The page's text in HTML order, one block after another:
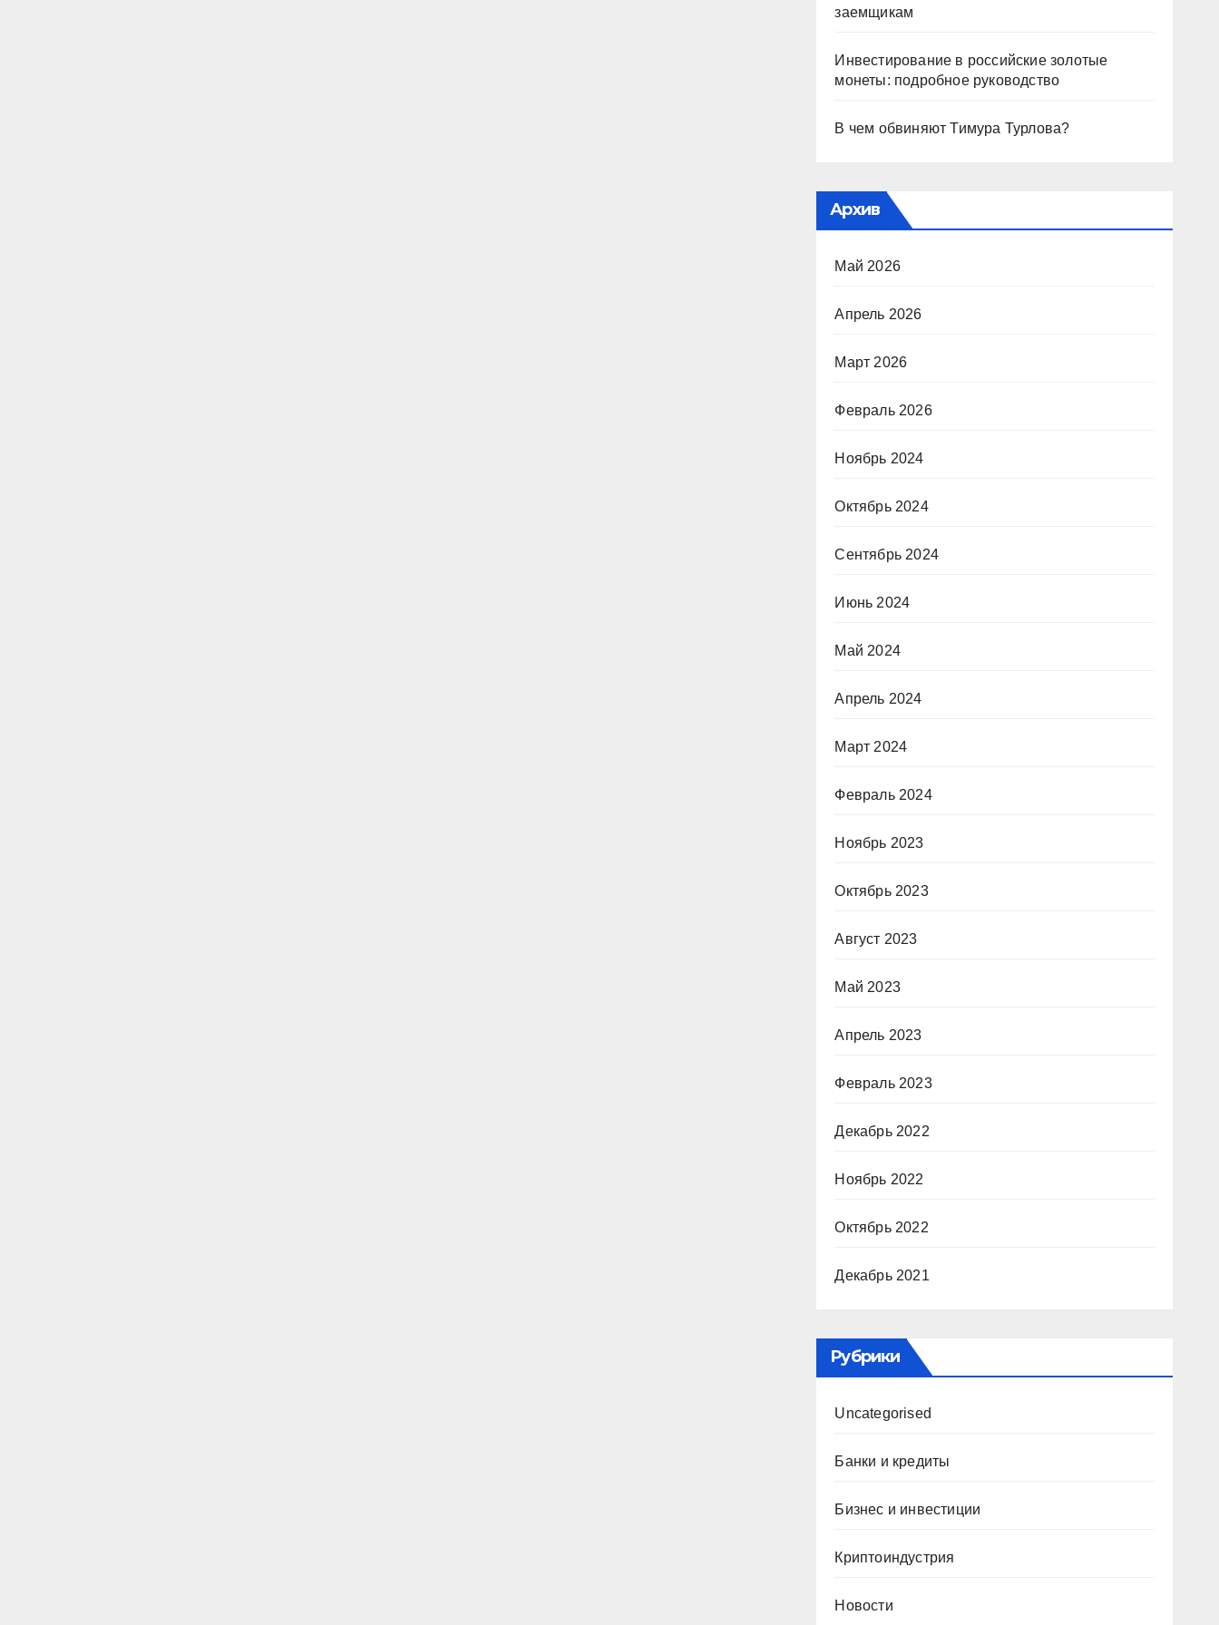
заемщикам
Инвестирование в российские золотые
монеты: подробное руководство
В чем обвиняют Тимура Турлова?
Архив
Май 2026
Апрель 2026
Март 2026
Февраль 2026
Ноябрь 2024
Октябрь 2024
Сентябрь 2024
Июнь 2024
Май 2024
Апрель 2024
Март 2024
Февраль 2024
Ноябрь 2023
Октябрь 2023
Август 2023
Май 2023
Апрель 2023
Февраль 2023
Декабрь 2022
Ноябрь 2022
Октябрь 2022
Декабрь 2021
Рубрики
Uncategorised
Банки и кредиты
Бизнес и инвестиции
Криптоиндустрия
Новости